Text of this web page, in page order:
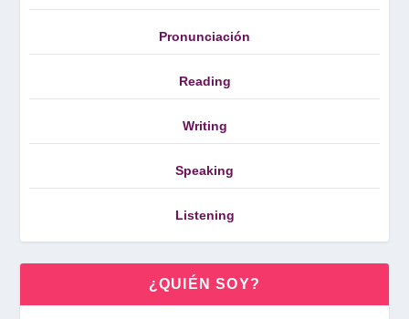
Pronunciación
Reading
Writing
Speaking
Listening
¿QUIÉN SOY?